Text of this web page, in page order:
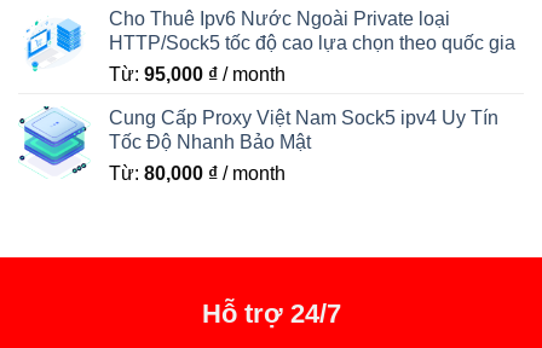
Cho Thuê Ipv6 Nước Ngoài Private loại
HTTP/Sock5 tốc độ cao lựa chọn theo quốc gia
Từ: 95,000 ₫ / month
Cung Cấp Proxy Việt Nam Sock5 ipv4 Uy Tín
Tốc Độ Nhanh Bảo Mật
Từ: 80,000 ₫ / month
Hỗ trợ 24/7